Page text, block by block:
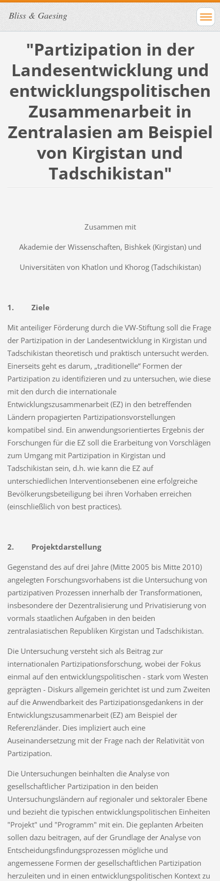
Bliss & Gaesing
"Partizipation in der
Landesentwicklung und
entwicklungspolitischen
Zusammenarbeit in
Zentralasien am Beispiel
von Kirgistan und
Tadschikistan"
Zusammen mit
Akademie der Wissenschaften, Bishkek (Kirgistan) und
Universitäten von Khatlon und Khorog (Tadschikistan)
1. Ziele
Mit anteiliger Förderung durch die VW-Stiftung soll die Frage
der Partizipation in der Lan­desentwicklung in Kirgistan und
Tadschikistan theoretisch und praktisch untersucht werden.
Einerseits geht es darum, „traditionelle“ Formen der
Partizipation zu identifizieren und zu untersuchen, wie diese
mit den durch die internationale
Entwicklungszusammenarbeit (EZ) in den betreffenden
Ländern propagierten Partizipationsvorstellungen
kompatibel sind. Ein anwendungsorientiertes Ergebnis der
Forschungen für die EZ soll die Erarbeitung von Vor­schlägen
zum Umgang mit Partizipation in Kirgistan und
Tadschikistan sein, d.h. wie kann die EZ auf
unterschiedlichen Interventionsebenen eine erfolgreiche
Bevölkerungsbeteiligung bei ihren Vorhaben erreichen
(einschließlich von best practices).
2. Projektdarstellung
Gegenstand des auf drei Jahre (Mitte 2005 bis Mitte 2010)
angelegten Forschungsvorha­bens ist die Untersuchung von
partizipativen Prozessen innerhalb der Transformationen,
insbesondere der Dezentralisierung und Privatisierung von
vormals staatlichen Aufgaben in den beiden
zentralasiatischen Republiken Kirgistan und Tadschikistan.
Die Untersuchung versteht sich als Beitrag zur
internationalen Partizipationsforschung, wo­bei der Fokus
einmal auf den entwicklungspolitischen - stark vom Westen
geprägten - Dis­kurs allgemein gerichtet ist und zum Zweiten
auf die Anwendbarkeit des Partizipationsge­dankens in der
Entwicklungszusammenarbeit (EZ) am Beispiel der
Referenzländer. Dies impliziert auch eine
Auseinandersetzung mit der Frage nach der Relativität von
Partizipation.
Die Untersuchungen beinhalten die Analyse von
gesellschaftlicher Partizipation in den bei­den
Untersuchungsländern auf regionaler und sektoraler Ebene
und bezieht die typischen entwicklungspolitischen Einheiten
"Projekt" und "Programm" mit ein. Die geplanten Arbeiten
sollen dazu beitragen, auf der Grundlage der Analyse von
Entscheidungsfindungsprozessen mögliche und
angemessene Formen der gesellschaftlichen Partizipation
herzuleiten und in einen entwicklungspolitischen Kontext zu